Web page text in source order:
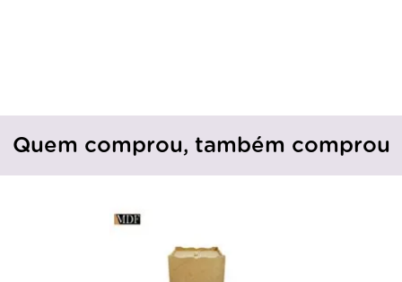
Quem comprou, também comprou